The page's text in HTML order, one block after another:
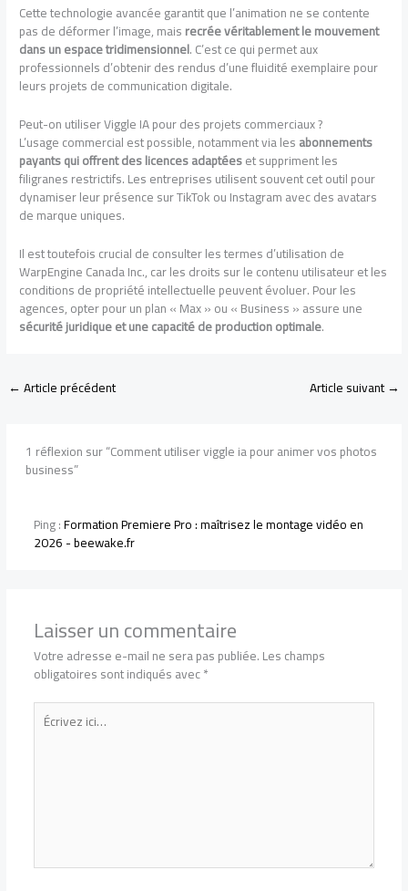
Cette technologie avancée garantit que l’animation ne se contente
pas de déformer l’image, maisrecrée véritablement le mouvement
dans un espace tridimensionnel. C’est ce qui permet aux
professionnels d’obtenir des rendus d’une fluidité exemplaire pour
leurs projets de communication digitale.
Peut-on utiliser Viggle IA pour des projets commerciaux ?
L’usage commercial est possible, notamment via lesabonnements
payants qui offrent des licences adaptéeset suppriment les
filigranes restrictifs. Les entreprises utilisent souvent cet outil pour
dynamiser leur présence sur TikTok ou Instagram avec des avatars
de marque uniques.
Il est toutefois crucial de consulter les termes d’utilisation de
WarpEngine Canada Inc., car les droits sur le contenu utilisateur et les
conditions de propriété intellectuelle peuvent évoluer. Pour les
agences, opter pour un plan « Max » ou « Business » assure une
sécurité juridique et une capacité de production optimale.
←Article précédent Article suivant→
1 réflexion sur “Comment utiliser viggle ia pour animer vos photos
business”
Ping :Formation Premiere Pro : maîtrisez le montage vidéo en
2026 - beewake.fr
Laisser un commentaire
Votre adresse e-mail ne sera pas publiée.Les champs
obligatoires sont indiqués avec*
Écrivez
ici…